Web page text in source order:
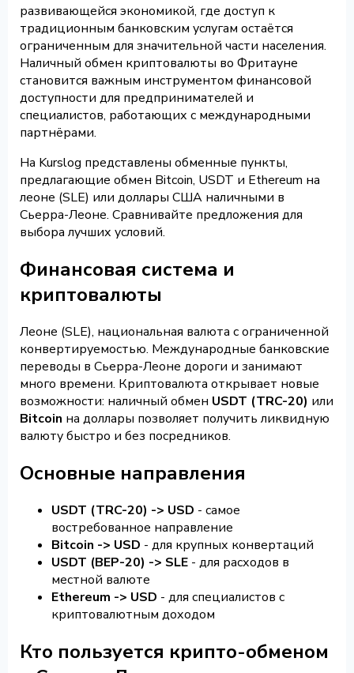
развивающейся экономикой, где доступ к
традиционным банковским услугам остаётся
ограниченным для значительной части населения.
Наличный обмен криптовалюты во Фритауне
становится важным инструментом финансовой
доступности для предпринимателей и
специалистов, работающих с международными
партнёрами.
На Kurslog представлены обменные пункты,
предлагающие обмен Bitcoin, USDT и Ethereum на
леоне (SLE) или доллары США наличными в
Сьерра-Леоне. Сравнивайте предложения для
выбора лучших условий.
Финансовая система и
криптовалюты
Леоне (SLE), национальная валюта с ограниченной
конвертируемостью. Международные банковские
переводы в Сьерра-Леоне дороги и занимают
много времени. Криптовалюта открывает новые
возможности: наличный обмен USDT (TRC-20) или
Bitcoin на доллары позволяет получить ликвидную
валюту быстро и без посредников.
Основные направления
USDT (TRC-20) -> USD - самое
востребованное направление
Bitcoin -> USD - для крупных конвертаций
USDT (BEP-20) -> SLE - для расходов в
местной валюте
Ethereum -> USD - для специалистов с
криптовалютным доходом
Кто пользуется крипто-обменом